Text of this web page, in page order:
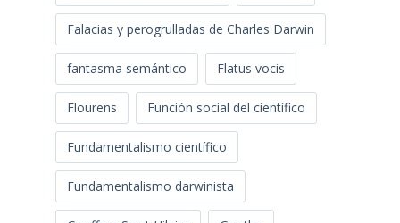
Falacias y perogrulladas de Charles Darwin
fantasma semántico Flatus vocis
Flourens Función social del científico
Fundamentalismo científico
Fundamentalismo darwinista